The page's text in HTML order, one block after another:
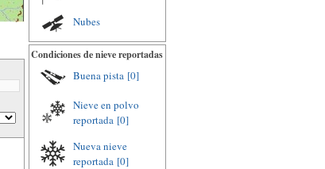
Nubes
Condiciones de nieve reportadas
Buena pista [0]
Nieve en polvo
reportada [0]
Nueva nieve
reportada [0]